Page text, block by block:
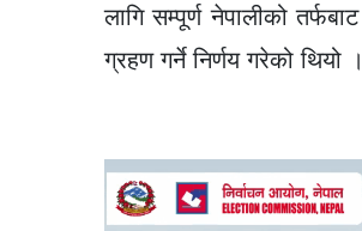
लागि सम्पूर्ण नेपालीको
ग्रहण गर्ने निर्णय गरेको थियो ।